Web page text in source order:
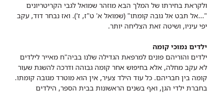
ולקראת בחירתו של המלך הבא מוזהר שמואל לגבי הקריטריונים
"...אל תבט אל גובה קומתו" (שמואל א' ט"ז, ז'). ואז נבחר דוד, עקב
יפי עיניו, ושיטה זאת הצליחה יותר.
ילדים נמוכי קומה
ילדים והוריהם פונים למרפאת הגדילה שלנו בביה"ח מאייר לילדים
לא עקב מחלה, אלא בחיפוש אחר קומה גבוהה ודרכה להשגת שעור
קומה בין חבריהם. כל עוד הילד צעיר, אין הוא מוטרד מגובה קומתו.
בחברת ילדי הגן, ואף בשנים הראשונות בבית הספר, הילדים